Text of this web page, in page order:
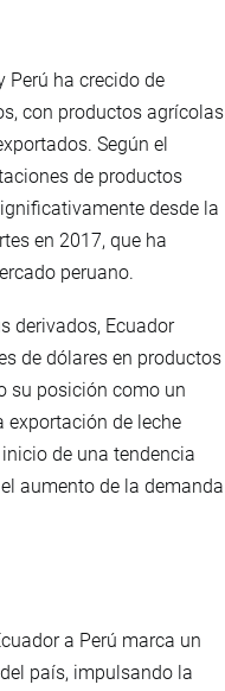
Perú ha crecido de
con productos agrícolas
Según el
de productos
desde la
en 2017, que ha
peruano.
derivados, Ecuador
de dólares en productos
su posición como un
de leche
de una tendencia
aumento de la demanda
a Perú marca un
país, impulsando la